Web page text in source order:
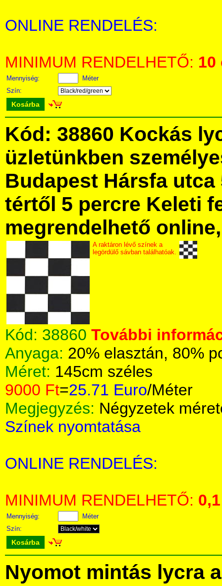
ONLINE RENDELÉS:
MINIMUM RENDELHETŐ: 10
Mennyiség:
Méter
Szín:
Kosárba
Kód: 38860 Kockás
üzletünkben
Budapest Hársfa utca
tértől 5 percre Keleti
megrendelhető
A raktáron lévő színek a
legördülő sávban találhatóak.
Kód: 38860 További
Anyaga: 20% elasztán, 80%
Méret: 145cm széles
9000 Ft=25.71 Euro/Méter
Megjegyzés: Négyzetek
Színek nyomtatása
ONLINE RENDELÉS:
MINIMUM RENDELHETŐ: 0,1
Mennyiség:
Méter
Szín:
Kosárba
Nyomot mintás lycra